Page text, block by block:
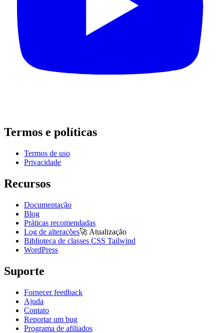
Termos e políticas
Termos de uso
Privacidade
Recursos
Documentação
Blog
Práticas recomendadas
Log de alterações🚀 Atualização
Biblioteca de classes CSS Tailwind
WordPress
Suporte
Fornecer feedback
Ajuda
Contato
Reportar um bug
Programa de afiliados